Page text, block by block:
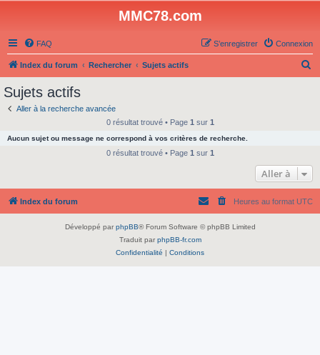
MMC78.com
FAQ Connexion
S’enregistrer
Index du forum Rechercher Sujets actifs
c
e
Sujets actifs
Aller à la recherche avancée
0 résultat trouvé • Page 1 sur 1
Aucun sujet ou message ne correspond à vos critères de recherche.
0 résultat trouvé • Page 1 sur 1
Aller à
Index du forum Heures au format UTC
Développé par phpBB® Forum Software © phpBB Limited
Traduit par phpBB-fr.com
Confidentialité | Conditions